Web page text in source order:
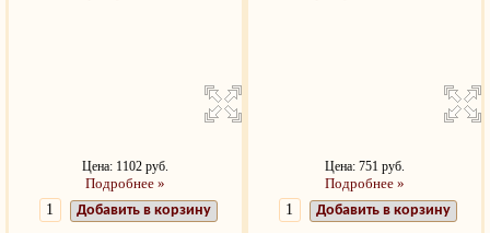
Цена: 1102 руб.
Подробнее »
Добавить в корзину
Цена: 751 руб.
Подробнее »
Добавить в корзину